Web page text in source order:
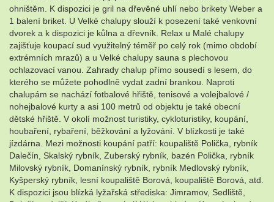
ohništěm. K dispozici je gril na dřevěné uhlí nebo brikety Weber a
1 balení briket. U Velké chalupy slouží k posezení také venkovní
dvorek a k dispozici je kůlna a dřevník. Relax u Malé chalupy
zajišťuje koupací sud využitelný téměř po celý rok (mimo období
extrémních mrazů) a u Velké chalupy sauna s plechovou
ochlazovací vanou. Zahrady chalup přímo sousedí s lesem, do
kterého se můžete pohodlně vydat zadní brankou. Naproti
chalupám se nachází fotbalové hřiště, tenisové a volejbalové /
nohejbalové kurty a asi 100 metrů od objektu je také obecní
dětské hřiště. V okolí možnost turistiky, cykloturistiky, koupání,
houbaření, rybaření, běžkování a lyžování. V blízkosti je také
jízdárna. Mezi možnosti koupání patří: koupaliště Polička, rybník
Dalečín, Skalský rybník, Zuberský rybník, bazén Polička, rybník
Milovský rybník, Domanínský rybník, rybník Medlovský rybník,
Kyšperský rybník, lesní koupaliště Borová, koupaliště Borová, atd.
K dispozici jsou blízká lyžařská střediska: Jimramov, Sedliště,